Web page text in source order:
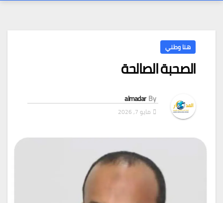
هنا وطني
الصحبة الصالحة
By
almadar
مايو 7, 2026